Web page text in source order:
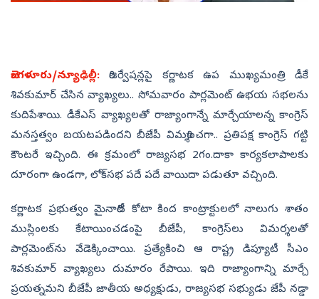
బెంగళూరు/న్యూఢిల్లీ: రిజర్వేషన్లపై కర్ణాటక ఉప ముఖ్యమంత్రి డీకే
శివకుమార్‌ చేసిన వ్యాఖ్యలు.. సోమవారం పార్లమెంట్‌ ఉభయ సభలను
కుదిపేశాయి. డీకేఎస్‌ వ్యాఖ్యలతో రాజ్యాంగాన్నే మార్చేయాలన్న కాంగ్రెస్
మనస్తత్వం బయటపడిందని బీజేపీ విమర్శించగా.. ప్రతిపక్ష కాంగ్రెస్‌ గట్టి
కౌంటరే ఇచ్చింది. ఈ క్రమంలో రాజ్యసభ 2గం.దాకా కార్యకలాపాలకు
దూరంగా ఉండగా, లోక్‌సభ పదే పదే వాయిదా పడుతూ వచ్చింది.
కర్ణాటక ప్రభుత్వం మైనారిటీ కోటా కింద కాంట్రాక్టులలో నాలుగు శాతం
ముస్లింలకు కేటాయించడంపై బీజేపీ, కాంగ్రెస్‌లు విమర్శలతో
పార్లమెంట్‌ను వేడెక్కించాయి. ప్రత్యేకించి ఆ రాష్ట్ర డిప్యూటీ సీఎం
శివకుమార్‌ వ్యాఖ్యలు దుమారం రేపాయి. ఇది రాజ్యాంగాన్ని మార్చే
ప్రయత్నమని బీజేపీ జాతీయ అధ్యక్షుడు, రాజ్యసభ సభ్యుడు జేపీ నడ్డా